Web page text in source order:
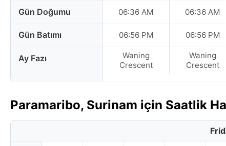
Gün Doğumu
Gün Batımı
Ay Fazı
06:36 AM
06:56 PM
Waning
Crescent
06:36 AM
06:56 PM
Waning
Crescent
Paramaribo, Surinam için Saatlik